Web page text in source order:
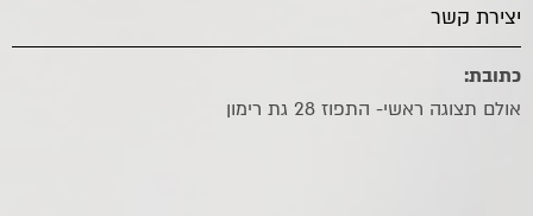
יצירת קשר
כתובת:
אולם תצוגה ראשי- התפוז 28 גת רימון